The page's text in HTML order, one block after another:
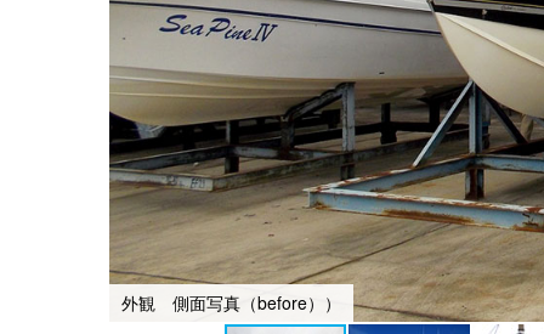
外観 側面写真（before））